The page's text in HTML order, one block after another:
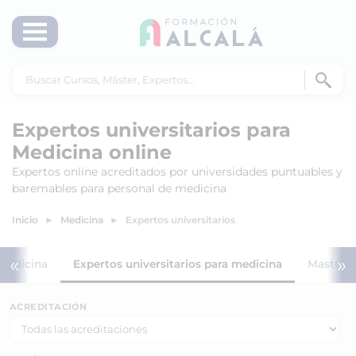
Expertos universitarios para
Medicina online
Expertos online acreditados por universidades puntuables y
baremables para personal de medicina
Inicio Medicina Expertos universitarios
« Expertos universitarios para medicina Masters
»
ACREDITACIÓN